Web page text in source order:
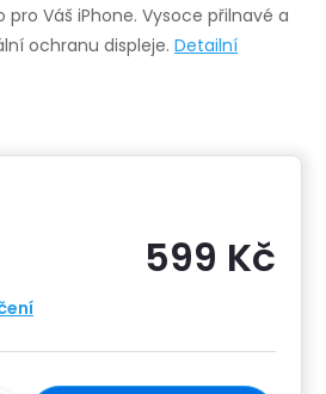
Váš iPhone. Vysoce přilnavé a
ochranu displeje. Detailní
599 Kč